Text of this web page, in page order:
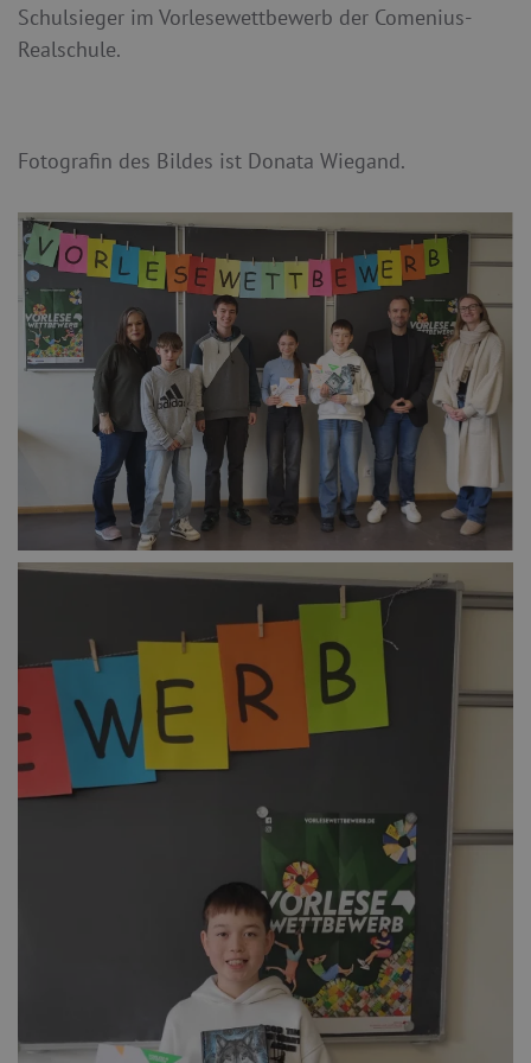
Schulsieger im Vorlesewettbewerb der Comenius-
Realschule.
Fotografin des Bildes ist Donata Wiegand.